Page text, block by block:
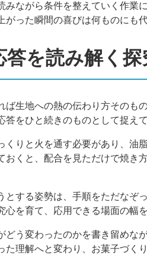
みながら条件を整えていく作業
がった瞬間の喜びは何ものにも
答を読み解く
ば生地への熱の伝わり方そのも
答をひと続きのものとして捉え
くりと火を通す必要があり、油
おくと、配合を見ただけで焼き
とする姿勢は、手順をただなぞ
心を育て、応用できる場面の幅
どう変わったのかを書き留めな
た理解へと変わり、お菓子づく